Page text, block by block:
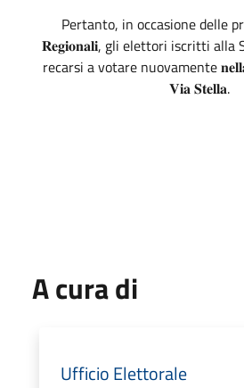
Pertanto, in occasione delle
𝐑𝐞𝐠𝐢𝐨𝐧𝐚𝐥𝐢, gli elettori iscritti alla
recarsi a votare nuovamente 𝐧𝐞𝐥𝐥𝐚
𝐕𝐢𝐚 𝐒𝐭𝐞𝐥𝐥𝐚.
A cura di
Ufficio Elettorale